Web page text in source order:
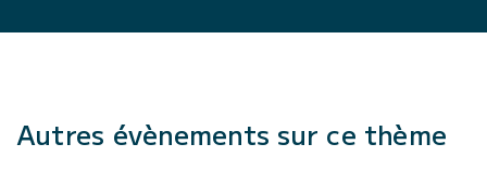
Autres évènements sur ce thème